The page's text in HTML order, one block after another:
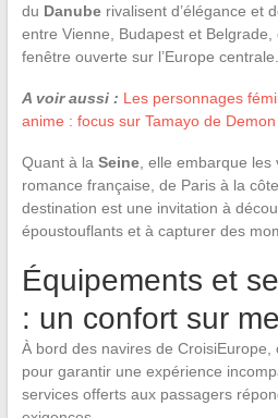
du Danuberivalisent d’élégance et
entre Vienne, Budapest et
fenêtre ouverte sur l’Europe centrale.
A voir aussi : Les personnages
anime : focus sur Tamayo de
Quant à la Seine, elle embarque
romance française, de Paris à la
destination est une invitation à
époustouflants et à capturer des
Équipements et
: un confort sur
À bord des navires de CroisiEurope,
pour garantir une expérience
services offerts aux passagers